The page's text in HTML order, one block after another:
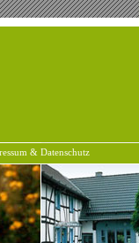
& Datenschutz